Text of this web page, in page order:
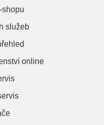
shopu
služeb
online